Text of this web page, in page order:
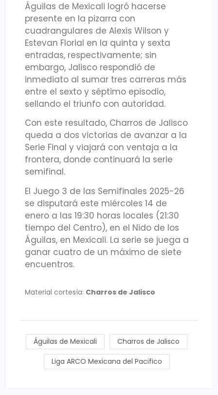
Águilas de Mexicali logró hacerse
presente en la pizarra con
cuadrangulares de Alexis Wilson y
Estevan Florial en la quinta y sexta
entradas, respectivamente; sin
embargo, Jalisco respondió de
inmediato al sumar tres carreras más
entre el sexto y séptimo episodio,
sellando el triunfo con autoridad.
Con este resultado, Charros de Jalisco
queda a dos victorias de avanzar a la
Serie Final y viajará con ventaja a la
frontera, donde continuará la serie
semifinal.
El Juego 3 de las Semifinales 2025-26
se disputará este miércoles 14 de
enero a las 19:30 horas locales (21:30
tiempo del Centro), en el Nido de los
Águilas, en Mexicali. La serie se juega a
ganar cuatro de un máximo de siete
encuentros.
Material cortesía: Charros de Jalisco
Águilas de Mexicali Charros de Jalisco
Liga ARCO Mexicana del Pacifico